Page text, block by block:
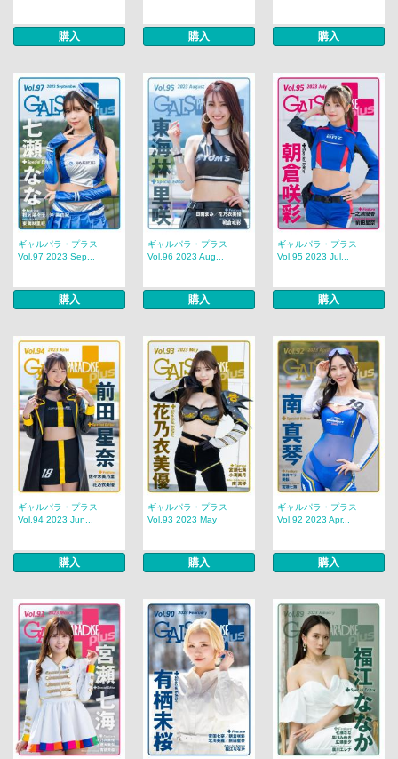
購入 購入 購入
ギャルパラ・プラス
Vol.97 2023 Sep...
購入
ギャルパラ・プラス
Vol.96 2023 Aug...
購入
ギャルパラ・プラス
Vol.95 2023 Jul...
購入
ギャルパラ・プラス
Vol.94 2023 Jun...
購入
ギャルパラ・プラス
Vol.93 2023 May
購入
ギャルパラ・プラス
Vol.92 2023 Apr...
購入